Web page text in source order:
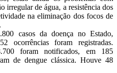
irregular de água, a resistência dos
na eliminação dos focos de
casos da doença no Estado,
ocorrências foram registradas.
foram notificados, em 185
de dengue clássica. Houve 48